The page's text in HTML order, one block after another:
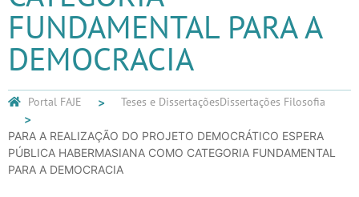
FUNDAMENTAL PARA A
DEMOCRACIA
Portal FAJE Teses e DissertaçõesDissertações Filosofia
PARA A REALIZAÇÃO DO PROJETO DEMOCRÁTICO ESPERA
PÚBLICA HABERMASIANA COMO CATEGORIA FUNDAMENTAL
PARA A DEMOCRACIA